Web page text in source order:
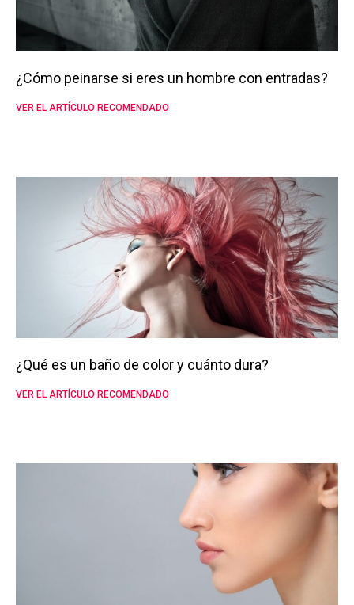
¿Cómo peinarse si eres un hombre con entradas?
VER EL ARTÍCULO RECOMENDADO
¿Qué es un baño de color y cuánto dura?
VER EL ARTÍCULO RECOMENDADO